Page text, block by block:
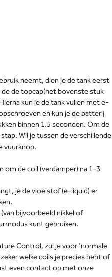
neemt, dien je de tank eerst
de topcap(het bovenste stuk
kun je de tank vullen met e-
en kun je de batterij
binnen 1.5 seconden. Om de
Wil je tussen de verschillende
vuurknop.
om de coil (verdamper) na 1-3
je de vloeistof (e-liquid) er
bijvoorbeeld nikkel of
kunt gebruiken.
Control, zul je voor 'normale
welke coils je precies hebt of
even contact op met onze